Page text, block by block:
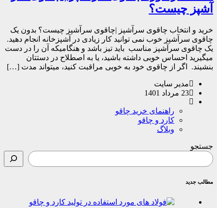
آشپز چیست؟
خرید و انتخاب چاقوی سرآشپز |چاقوی سرآشپز چیست؟ بدون یک
چاقوی سرآشپز خوب نمی توانید کار زیادی در آشپزخانه انجام دهید.
یک چاقوی سرآشپز مناسب باید تیز باشد و هنگامیکه آن را در دست
میگیرید احساس خوبی داشته باشید، یا به اصطلاح در دستتان
بنشیند. اگر از چاقوی خود به خوبی مراقبت کنید، میتواند مدت […]
مدیر سایت
23 مرداد 1401
راهنمای خرید چاقو
کارد و چاقو
وبلاگ
جستجو
مطالب جدید